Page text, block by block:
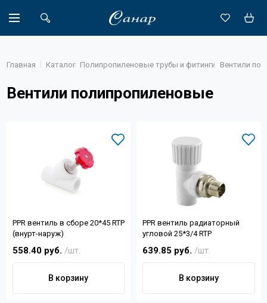
Каталог
О компании
Партнеры
Главная Каталог Полипропиленовые трубы и фитинги Вентили
Вентили полипропиленовые
РРR вентиль в сборе 20*45 RTP
(внурт-наруж)
558.40 руб. /шт.
В корзину
РРR вентиль радиаторный
угловой 25*3/4 RTP
639.85 руб. /шт.
В корзину